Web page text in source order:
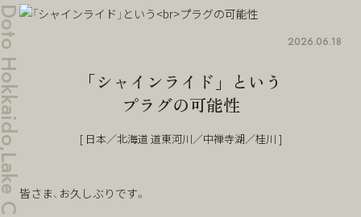
2026.06.18
「シャインライド」という
プラグの可能性
[ 日本／北海道 道東河川／中禅寺湖／桂川 ]
皆さま、お久しぶりです。